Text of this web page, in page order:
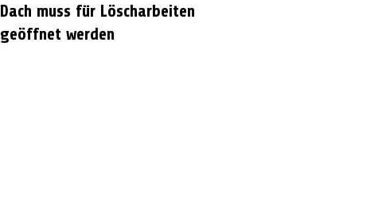
Dach muss für Löscharbeiten
geöffnet werden